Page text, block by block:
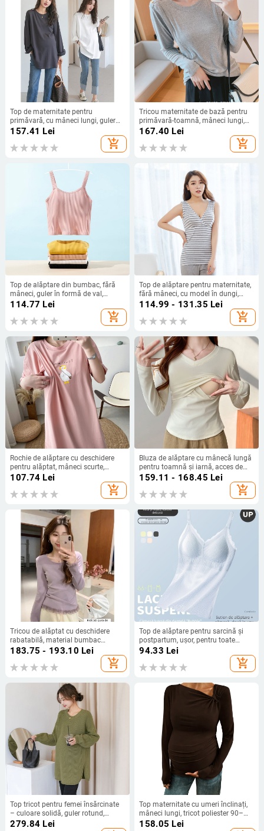
Top de maternitate pentru
primăvară, cu mâneci lungi, guler
rotund, bumbac 70–80%, stil
157.41 Lei
add_shopping_cart
Tricou maternitate de bază pentru
primăvară-toamnă, mâneci lungi,
guler rotund, deschideri pentru
alăptare (stânga și dreapta), croială
slim, lungime 50–65 cm
167.40 Lei
add_shopping_cart
Top de alăptare din bumbac, fără
mâneci, guler în formă de val,
croială slim, 95% bumbac
114.77 Lei
add_shopping_cart
Top de alăptare pentru maternitate,
fără mâneci, cu model în dungi,
decolteu în V, Modal (95% fibre
regenerată de celuloză), vară 2024
114.99 - 131.35 Lei
add_shopping_cart
Rochie de alăptare cu deschidere
pentru alăptat, mâneci scurte,
decolteu rotund, lungime medie,
material poliester cu imprimeu
desen animat
107.74 Lei
add_shopping_cart
Bluza de alăptare cu mânecă lungă
pentru toamnă și iarnă, acces de
alăptare, bumbac, croială slim
159.11 - 168.45 Lei
add_shopping_cart
Tricou de alăptat cu deschidere
rabatabilă, material bumbac
amestec, guler rotund, mâneci lungi,
183.75 - 193.10 Lei
add_shopping_cart
Top de alăptare pentru sarcină și
postpartum, ușor, pentru toate
anotimpurile, fără sutien, lenjerie de
94.33 Lei
add_shopping_cart
Top tricot pentru femei însărcinate
– culoare solidă, guler rotund,
mâneci lungi, poliester 95%+, stil
279.84 Lei
Top maternitate cu umeri înclinați,
mâneci lungi, tricot poliester 90–
95%, spandex <30%, lungime 80–
158.05 Lei